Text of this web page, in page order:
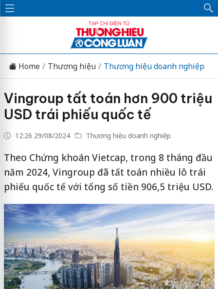
Home Thương hiệu Thương hiệu doanh nghiệp
Vingroup tất toán hơn 900 triệu
USD trái phiếu quốc tế
12:26 29/08/2024 Thương hiệu doanh nghiệp
Theo Chứng khoán Vietcap, trong 8 tháng đầu
năm 2024, Vingroup đã tất toán nhiều lô trái
phiếu quốc tế với tổng số tiền 906,5 triệu USD.